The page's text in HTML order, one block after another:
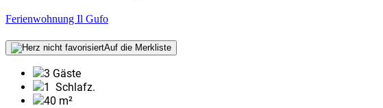
Ferienwohnung Il Gufo
Auf die Merkliste
3 Gäste
1 Schlafz.
40 m²